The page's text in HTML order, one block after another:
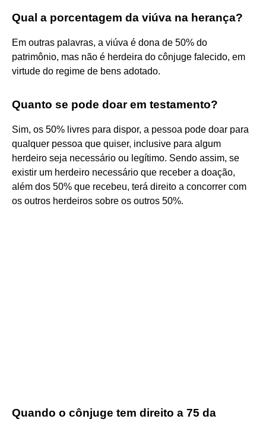
Qual a porcentagem da viúva na herança?
Em outras palavras, a viúva é dona de 50% do
patrimônio, mas não é herdeira do cônjuge falecido, em
virtude do regime de bens adotado.
Quanto se pode doar em testamento?
Sim, os 50% livres para dispor, a pessoa pode doar para
qualquer pessoa que quiser, inclusive para algum
herdeiro seja necessário ou legítimo. Sendo assim, se
existir um herdeiro necessário que receber a doação,
além dos 50% que recebeu, terá direito a concorrer com
os outros herdeiros sobre os outros 50%.
Quando o cônjuge tem direito a 75 da